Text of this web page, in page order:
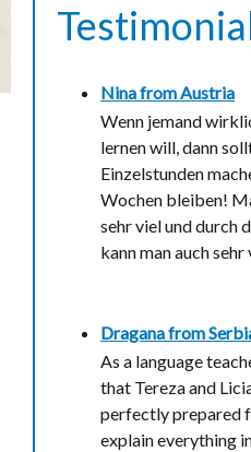
Nina fromAustria
Wenn jemand
lernen will, dann
Einzelstunden
Wochen bleiben!
sehr viel und durch
kann man auch sehr
Dragana from
As a language
that Tereza and
perfectly prepared
explain everything